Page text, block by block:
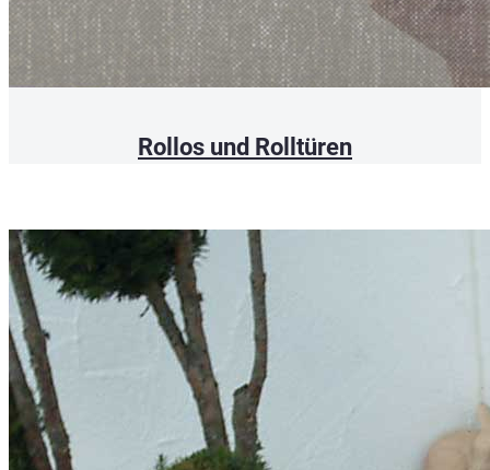
Rollos und Rolltüren